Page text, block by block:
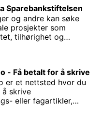
grei måte å bli kvitt
har bruk for lenger,
Sparebankstiftelsen
og andre kan søke
prosjekter som
tilhørighet og
krever at
sted i Østfold,
Buskerud, Vestfold
og kommunen
- Få betalt for å skrive
er et nettsted hvor du
skrive
eller fagartikler,